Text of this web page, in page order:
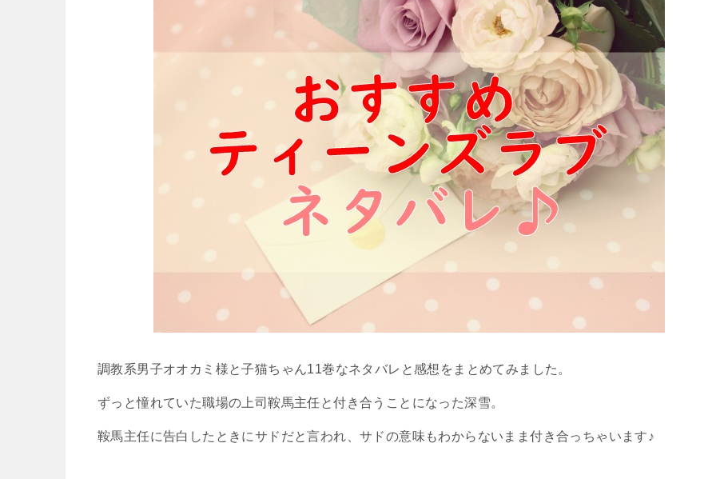
調教系男子オオカミ様と子猫ちゃん11巻なネタバレと感想をまとめてみました。
ずっと憧れていた職場の上司鞍馬主任と付き合うことになった深雪。
鞍馬主任に告白したときにサドだと言われ、サドの意味もわからないまま付き合っちゃいます♪